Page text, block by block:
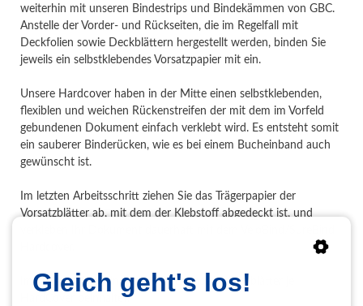
weiterhin mit unseren Bindestrips und Bindekämmen von GBC.
Anstelle der Vorder- und Rückseiten, die im Regelfall mit
Deckfolien sowie Deckblättern hergestellt werden, binden Sie
jeweils ein selbstklebendes Vorsatzpapier mit ein.
Unsere Hardcover haben in der Mitte einen selbstklebenden,
flexiblen und weichen Rückenstreifen der mit dem im Vorfeld
gebundenen Dokument einfach verklebt wird. Es entsteht somit
ein sauberer Binderücken, wie es bei einem Bucheinband auch
gewünscht ist.
Im letzten Arbeitsschritt ziehen Sie das Trägerpapier der
Vorsatzblätter ab, mit dem der Klebstoff abgedeckt ist, und
Im Lieferumfang sind 2 selbstklebende Vorsatzblätter je
HardCover beinhaltet.
Gleich geht's los!